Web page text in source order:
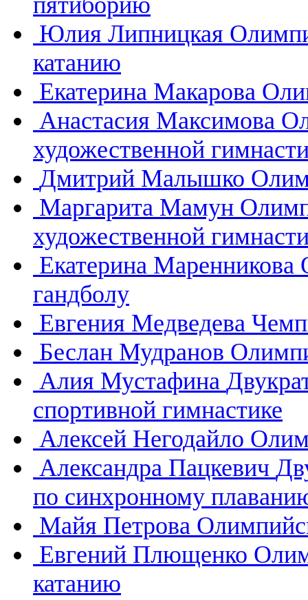
Юлия Липницкая
катанию
Екатерина Макарова
Анастасия Максимова
художественной
Дмитрий Малышко
Маргарита Мамун
художественной
Екатерина Маренникова
гандболу
Евгения Медведева
Беслан Мудранов
Алия Мустафина
спортивной гимнастике
Алексей Негодайло
Александра Пацкевич
по синхронному
Майя Петрова
Евгений Плющенко
катанию